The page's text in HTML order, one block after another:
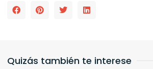
Quizás también te interese